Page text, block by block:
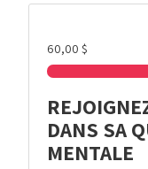
60,00 $
DANS SA
MENTALE